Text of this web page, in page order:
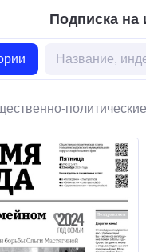
Подписка на